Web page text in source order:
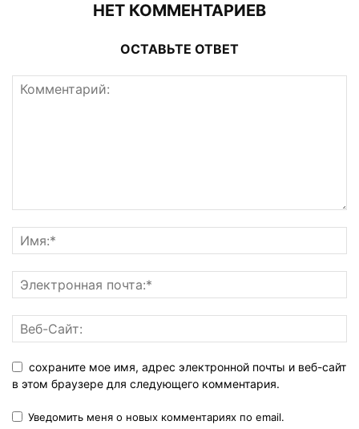
НЕТ КОММЕНТАРИЕВ
ОСТАВЬТЕ ОТВЕТ
сохраните мое имя, адрес электронной почты и веб-сайт
в этом браузере для следующего комментария.
Уведомить меня о новых комментариях по email.